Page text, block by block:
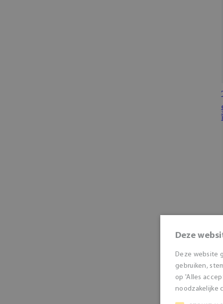
Deze
Deze website
gebruiken,
op 'Alles
noodzakelijke